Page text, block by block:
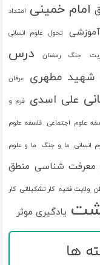
امام خمینی امتداد
تحول علوم انسانی
جنگ رمضان
درس
شهید مطهری عرفان
علی اسدی فرم و
علوم اجتماعی فلسفه علوم
انسانی ما و جنگ ما و علوم
معرفت شناسی منطق
ولایت فقیه کار تشکیلاتی کار
یادگیری موثر
ها